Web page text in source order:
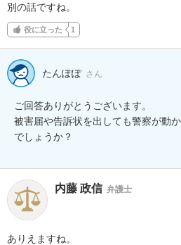
別の話ですね。
役に立った 1
たんぽぽ さん
ご回答ありがとうございます。
被害届や告訴状を出しても警察が動
でしょうか？
内藤 政信 弁護士
ありえますね。